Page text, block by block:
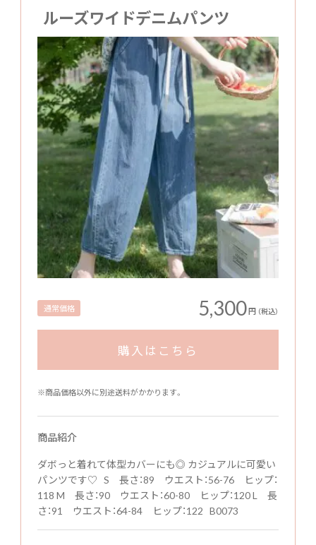
ルーズワイドデニムパンツ
通常価格 5,300円 （税込）
購入はこちら
※商品価格以外に別途送料がかかります。
商品紹介
ダボっと着れて体型カバーにも◎ カジュアルに可愛い
パンツです♡ S 長さ：89 ウエスト：56-76 ヒップ：
118 M 長さ：90 ウエスト：60-80 ヒップ：120 L 長
さ：91 ウエスト：64-84 ヒップ：122 B0073